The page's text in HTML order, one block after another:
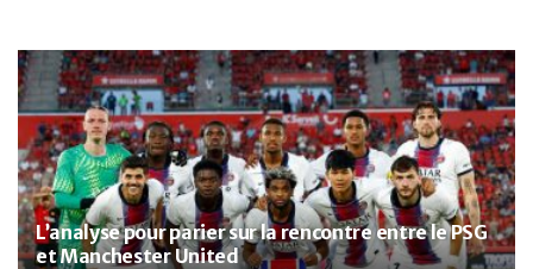
L’analyse pour parier sur la rencontre entre le PSG
et Manchester United